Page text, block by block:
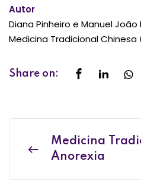
Autor
Diana Pinheiro e Manuel
Medicina Tradicional Chinesa
Share on:
Medicina
Anorexia